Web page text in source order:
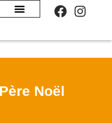
Noël